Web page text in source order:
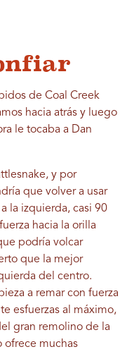
de Coal Creek
hacia atrás y luego
le tocaba a Dan
y por
que volver a usar
la izquierda, casi 90
hacia la orilla
podría volcar
que la mejor
del centro.
a remar con fuerza
esfuerzas al máximo,
gran remolino de la
ofrece muchas